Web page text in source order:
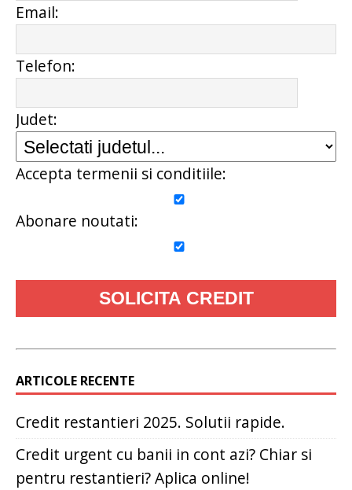
Email:
Telefon:
Judet:
Accepta termenii si conditiile:
Abonare noutati:
ARTICOLE RECENTE
Credit restantieri 2025. Solutii rapide.
Credit urgent cu banii in cont azi? Chiar si
pentru restantieri? Aplica online!